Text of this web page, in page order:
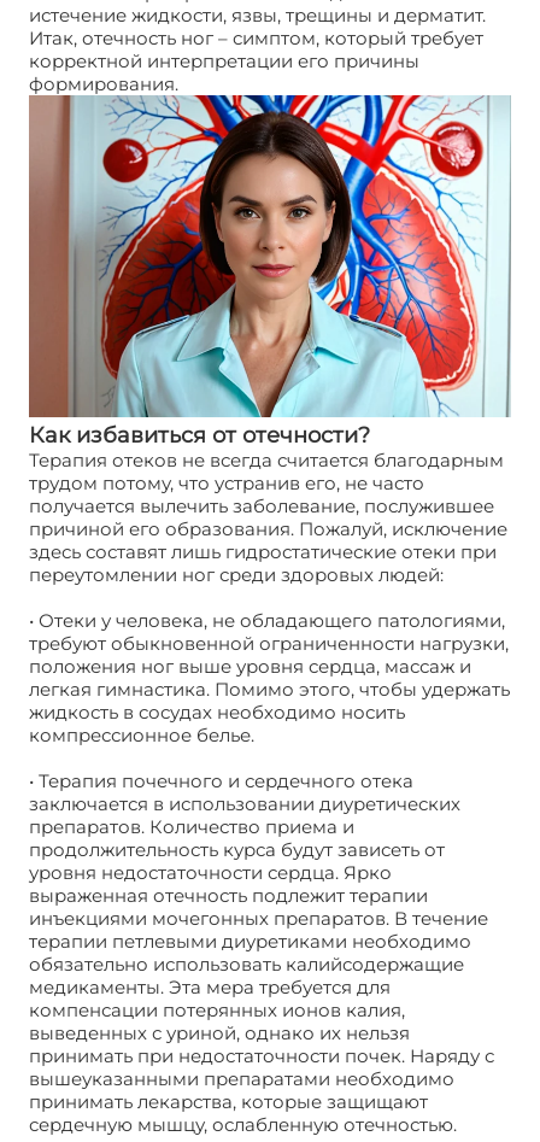
истечение жидкости, язвы, трещины и дерматит.
Итак, отечность ног – симптом, который требует
корректной интерпретации его причины
формирования.
Как избавиться от отечности?
Терапия отеков не всегда считается благодарным
трудом потому, что устранив его, не часто
получается вылечить заболевание, послужившее
причиной его образования. Пожалуй, исключение
здесь составят лишь гидростатические отеки при
переутомлении ног среди здоровых людей:
• Отеки у человека, не обладающего патологиями,
требуют обыкновенной ограниченности нагрузки,
положения ног выше уровня сердца, массаж и
легкая гимнастика. Помимо этого, чтобы удержать
жидкость в сосудах необходимо носить
компрессионное белье.
• Терапия почечного и сердечного отека
заключается в использовании диуретических
препаратов. Количество приема и
продолжительность курса будут зависеть от
уровня недостаточности сердца. Ярко
выраженная отечность подлежит терапии
инъекциями мочегонных препаратов. В течение
терапии петлевыми диуретиками необходимо
обязательно использовать калийсодержащие
медикаменты. Эта мера требуется для
компенсации потерянных ионов калия,
выведенных с уриной, однако их нельзя
принимать при недостаточности почек. Наряду с
вышеуказанными препаратами необходимо
принимать лекарства, которые защищают
сердечную мышцу, ослабленную отечностью.